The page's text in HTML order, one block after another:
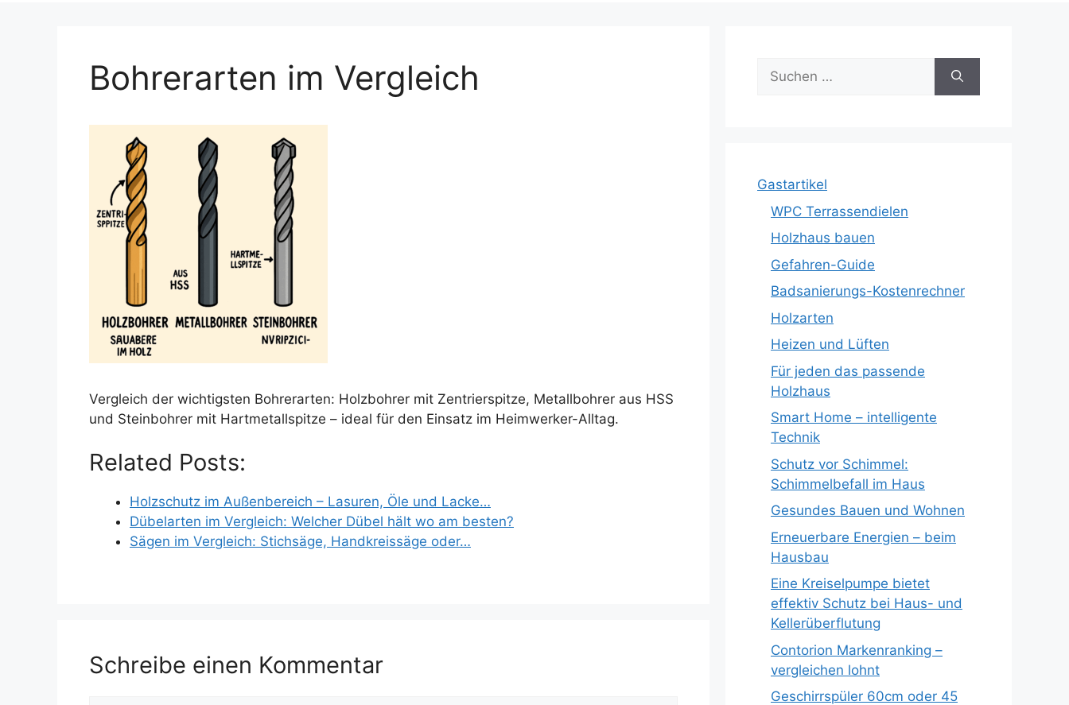
Bohrerarten im Vergleich
Vergleich der wichtigsten Bohrerarten: Holzbohrer mit Zentrierspitze, Metallbohrer aus HSS
und Steinbohrer mit Hartmetallspitze – ideal für den Einsatz im Heimwerker-Alltag.
Related Posts:
Holzschutz im Außenbereich – Lasuren, Öle und Lacke…
Dübelarten im Vergleich: Welcher Dübel hält wo am besten?
Sägen im Vergleich: Stichsäge, Handkreissäge oder…
Schreibe einen Kommentar
Suche
nach:
Gastartikel
WPC Terrassendielen
Holzhaus bauen
Gefahren-Guide
Badsanierungs-Kostenrechner
Holzarten
Heizen und Lüften
Für jeden das passende
Holzhaus
Smart Home – intelligente
Technik
Schutz vor Schimmel:
Schimmelbefall im Haus
Gesundes Bauen und Wohnen
Erneuerbare Energien – beim
Hausbau
Eine Kreiselpumpe bietet
effektiv Schutz bei Haus- und
Kellerüberflutung
Contorion Markenranking –
vergleichen lohnt
Geschirrspüler 60cm oder 45